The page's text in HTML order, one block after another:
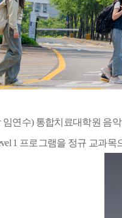
임연수) 통합치료대학원 음
1 프로그램을 정규 교과목